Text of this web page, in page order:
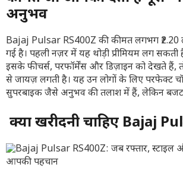
अनुभव
Bajaj Pulsar RS400Z की कीमत लगभग ₹2.20
गई है। पहली नज़र में यह थोड़ी प्रीमियम लग
इसके फीचर्स, परफॉर्मेंस और डिज़ाइन को देखते हैं,
से जायज़ लगती है। यह उन लोगों के लिए परफेक्ट
सुपरबाइक जैसे अनुभव की तलाश में हैं, लेकिन
क्या खरीदनी चाहिए Bajaj